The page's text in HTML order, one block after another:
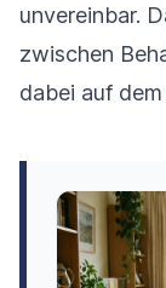
unvereinbar.
zwischen
dabei auf dem